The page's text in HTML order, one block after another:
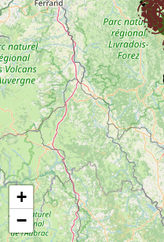
Les Tourbières du
Table d'orientation
La Gravière aux
Maison des étangs
Barrages du
Site du Pêt d'ane
+
−